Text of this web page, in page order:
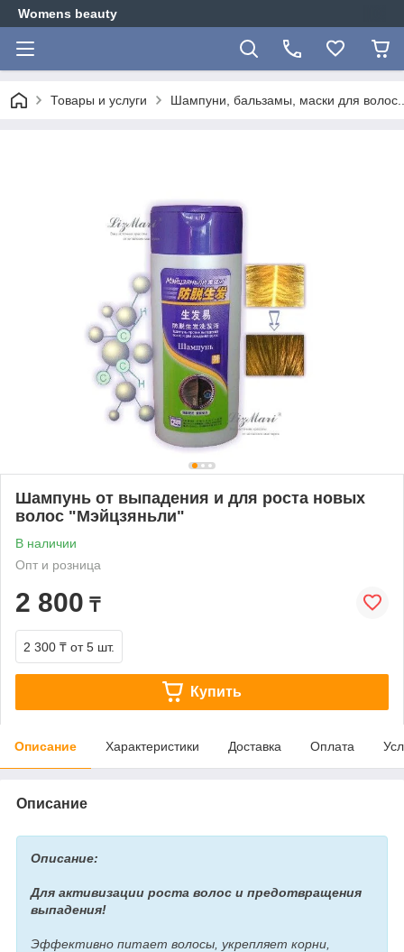
Womens beauty
Товары и услуги Шампуни, бальзамы, маски для
Шампунь от выпадения и для роста новых
волос "Мэйцзяньли"
В наличии
Опт и розница
2 800 ₸
2 300 ₸ от 5 шт.
Купить
Описание Характеристики Доставка Оплата
Описание
Описание:
Для активизации роста волос и предотвращения
выпадения!
Эффективно питает волосы, укрепляет корни,